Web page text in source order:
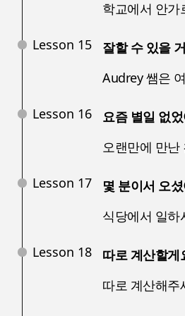
학교에서 안가
Lesson 15
잘할 수 있을
Audrey 쌤은
Lesson 16
요즘 별일 없
오랜만에 만난
Lesson 17
몇 분이서 오
식당에서 일하
Lesson 18
따로 계산할게
따로 계산해주